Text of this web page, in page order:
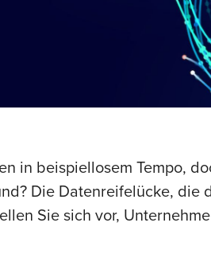
in beispiellosem Tempo,
Die Datenreifelücke, die
Sie sich vor,